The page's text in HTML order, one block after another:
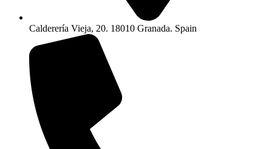
Calderería Vieja, 20. 18010 Granada. Spain